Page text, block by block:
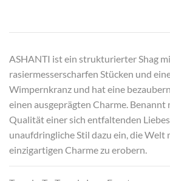
ASHANTI ist ein strukturierter Shag
rasiermesserscharfen Stücken und
Wimpernkranz und hat eine
einen ausgeprägten Charme. Benannt
Qualität einer sich entfaltenden
unaufdringliche Stil dazu ein, die Welt
einzigartigen Charme zu erobern.